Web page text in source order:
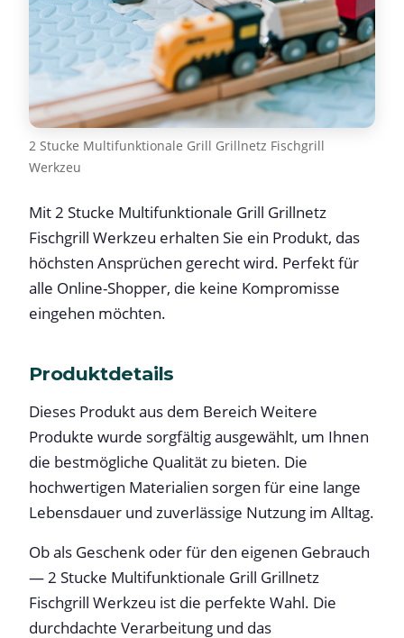
2 Stucke Multifunktionale Grill Grillnetz Fischgrill
Werkzeu
Mit 2 Stucke Multifunktionale Grill Grillnetz
Fischgrill Werkzeu erhalten Sie ein Produkt, das
höchsten Ansprüchen gerecht wird. Perfekt für
alle Online-Shopper, die keine Kompromisse
eingehen möchten.
Produktdetails
Dieses Produkt aus dem Bereich Weitere
Produkte wurde sorgfältig ausgewählt, um Ihnen
die bestmögliche Qualität zu bieten. Die
hochwertigen Materialien sorgen für eine lange
Lebensdauer und zuverlässige Nutzung im Alltag.
Ob als Geschenk oder für den eigenen Gebrauch
— 2 Stucke Multifunktionale Grill Grillnetz
Fischgrill Werkzeu ist die perfekte Wahl. Die
durchdachte Verarbeitung und das